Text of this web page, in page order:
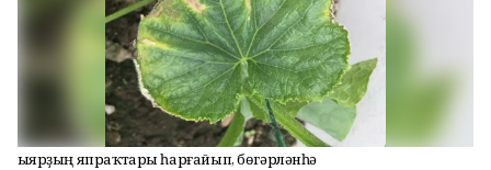
Ҡыярҙың япраҡтары һарғайып, бөгәрләнһә